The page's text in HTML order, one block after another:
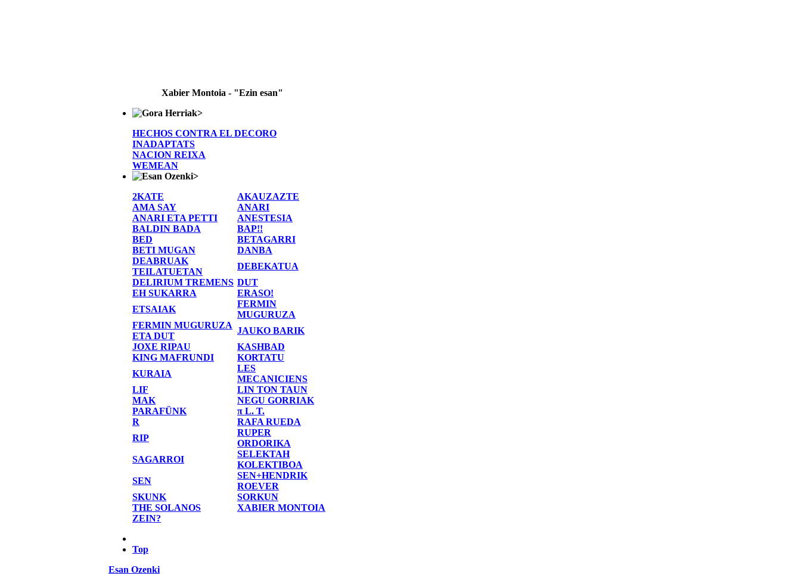
Xabier Montoia - "Ezin esan"
>
HECHOS CONTRA EL DECORO
INADAPTATS
NACION REIXA
WEMEAN
>
2KATE
AKAUZAZTE
AMA SAY
ANARI
ANARI ETA PETTI
ANESTESIA
BALDIN BADA
BAP!!
BED
BETAGARRI
BETI MUGAN
DANBA
DEABRUAK
TEILATUETAN
DEBEKATUA
DELIRIUM TREMENS DUT
EH SUKARRA
ERASO!
ETSAIAK
FERMIN
MUGURUZA
FERMIN MUGURUZA
ETA DUT
JAUKO BARIK
JOXE RIPAU
KASHBAD
KING MAFRUNDI
KORTATU
KURAIA
LES
MECANICIENS
LIF
LIN TON TAUN
MAK
NEGU GORRIAK
PARAFÜNK
π L. T.
R
RAFA RUEDA
RIP
RUPER
ORDORIKA
SAGARROI
SELEKTAH
KOLEKTIBOA
SEN
SEN+HENDRIK
ROEVER
SKUNK
SORKUN
THE SOLANOS
XABIER MONTOIA
ZEIN?
Top
Esan Ozenki